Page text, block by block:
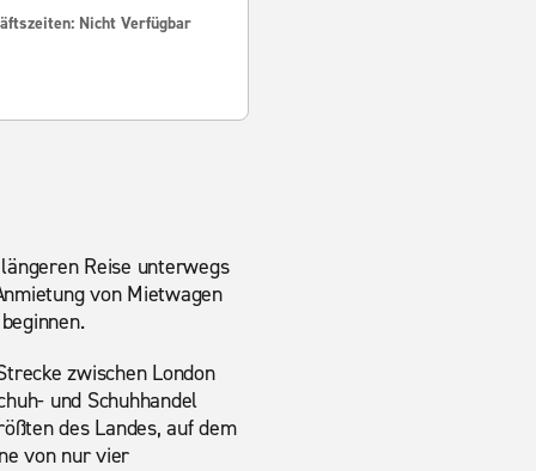
Nicht Verfügbar
Reise unterwegs
von Mietwagen
zwischen London
und Schuhhandel
des Landes, auf dem
von nur vier